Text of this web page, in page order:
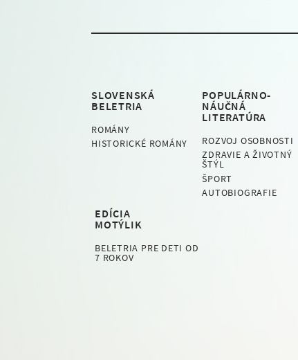
SLOVENSKÁ
BELETRIA
ROMÁNY
HISTORICKÉ ROMÁNY
POPULÁRNO-
NÁUČNÁ
LITERATÚRA
ROZVOJ OSOBNOSTI
ZDRAVIE A ŽIVOTNÝ
ŠTÝL
ŠPORT
AUTOBIOGRAFIE
EDÍCIA
MOTÝLIK
BELETRIA PRE DETI OD
7 ROKOV